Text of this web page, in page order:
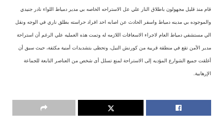
قام منذ قليل مجهولون باطلاق النار علي عل الاستراحه الخاصه بي مدير دمياط اللواء نادر جنيدي
والموجوده بي مدينه دمياط واسفر الحادث عن اصابه احد افراد حراسته بطلق ناري في الوجه ونقل
الي مستشفي دمياط العام لاجراء الاسعافات اللازمه له وتمت هذه العمليه علي الرغم أن استراحة
مدير الأمن تقع في منطقة قريبة من كورنش النيل، وتحظى بتشديدات أمنية مكثفة، حيث سبق أن
أغلقت جميع الشوارع المؤديه إلى الاستراحة لمنع تسلل أى شخص من العناصر التابعة للجماعة
الإرهابية.